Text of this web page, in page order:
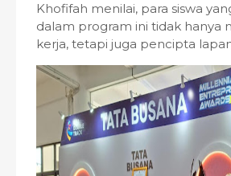
Khofifah menilai, para siswa
dalam program ini tidak hanya
kerja, tetapi juga pencipta